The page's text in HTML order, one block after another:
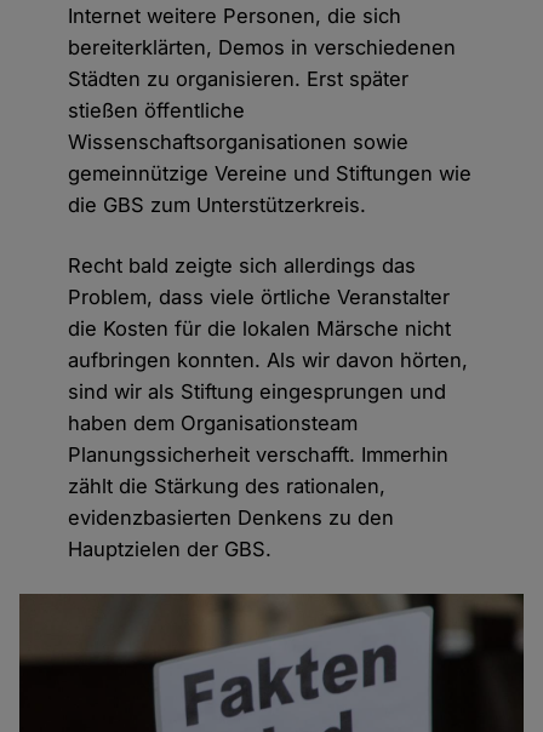
Internet weitere Personen, die sich
bereiterklärten, Demos in verschiedenen
Städten zu organisieren. Erst später
stießen öffentliche
Wissenschaftsorganisationen sowie
gemeinnützige Vereine und Stiftungen wie
die GBS zum Unterstützerkreis.
Recht bald zeigte sich allerdings das
Problem, dass viele örtliche Veranstalter
die Kosten für die lokalen Märsche nicht
aufbringen konnten. Als wir davon hörten,
sind wir als Stiftung eingesprungen und
haben dem Organisationsteam
Planungssicherheit verschafft. Immerhin
zählt die Stärkung des rationalen,
evidenzbasierten Denkens zu den
Hauptzielen der GBS.